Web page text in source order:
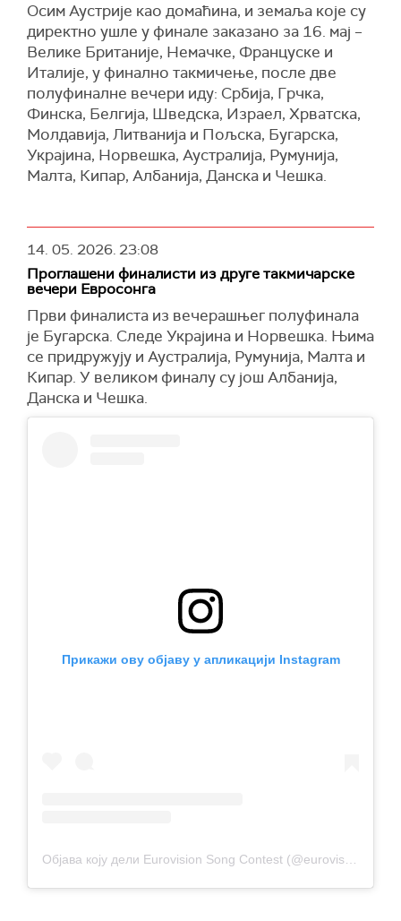
Осим Аустрије као домаћина, и земаља које су
директно ушле у финале заказано за 16. мај –
Велике Британије, Немачке, Француске и
Италије, у финално такмичење, после две
полуфиналне вечери иду: Србија, Грчка,
Финска, Белгија, Шведска, Израел, Хрватска,
Молдавија, Литванија и Пољска, Бугарска,
Украјина, Норвешка, Аустралија, Румунија,
Малта, Кипар, Албанија, Данска и Чешка.
14. 05. 2026.23:08
Проглашени финалисти из друге такмичарске
вечери Евросонга
Први финалиста из вечерашњег полуфинала
је Бугарска. Следе Украјина и Норвешка. Њима
се придружују и Аустралија, Румунија, Малта и
Кипар. У великом финалу су још Албанија,
Данска и Чешка.
Прикажи ову објаву у апликацији Instagram